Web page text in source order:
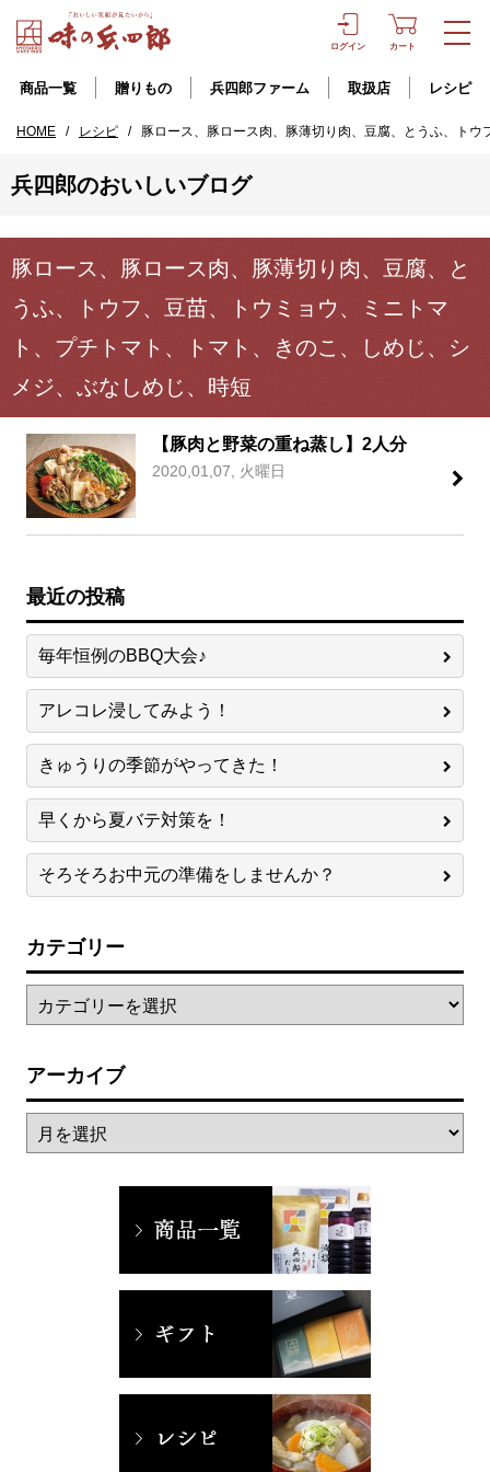
ログイン カート
商品一覧 贈りもの 兵四郎ファーム 取扱店 レシピ
HOME / レシピ / 豚ロース、豚ロース肉、豚薄切り肉、豆腐、とうふ、ト
兵四郎のおいしいブログ
豚ロース、豚ロース肉、豚薄切り肉、豆腐、と
うふ、トウフ、豆苗、トウミョウ、ミニトマ
ト、プチトマト、トマト、きのこ、しめじ、シ
メジ、ぶなしめじ、時短
【豚肉と野菜の重ね蒸し】2人分
2020,01,07, 火曜日
最近の投稿
毎年恒例のBBQ大会♪
アレコレ浸してみよう！
きゅうりの季節がやってきた！
早くから夏バテ対策を！
そろそろお中元の準備をしませんか？
カテゴリー
アーカイブ